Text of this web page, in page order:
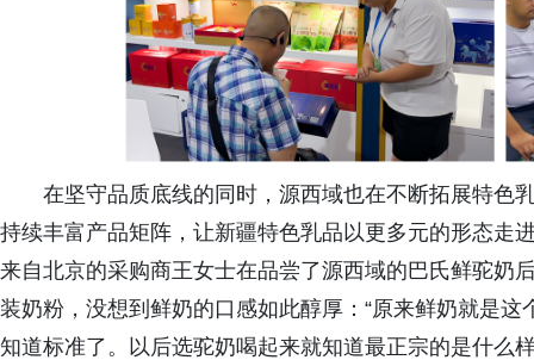
在坚守品质底线的同时，源西域也在不断拓展特色
持续丰富产品矩阵，让新疆特色乳品以更多元的形态走
来自北京的采购商王女士在品尝了源西域的巴氏鲜驼奶
装奶粉，没想到鲜奶的口感如此醇厚：“原来鲜奶就是
知道标准了。以后选驼奶喝起来就知道最正宗的是什么